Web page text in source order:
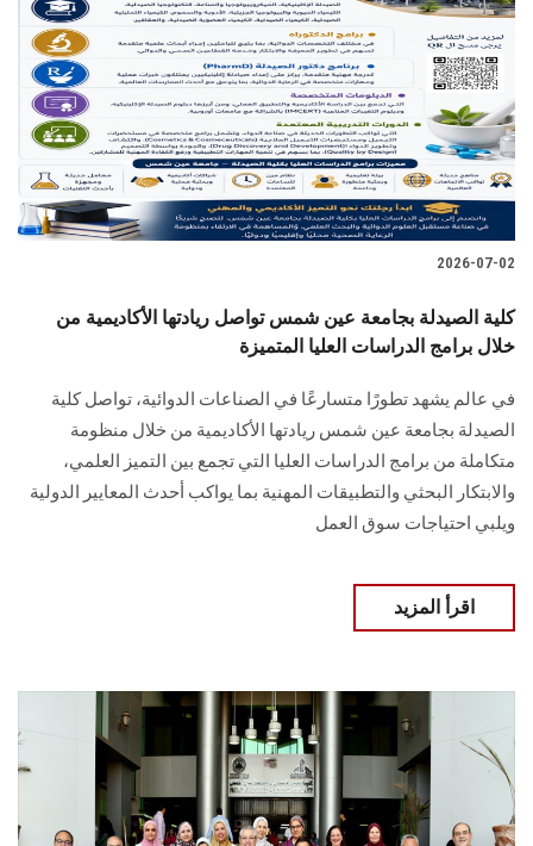
2026-07-02
كلية الصيدلة بجامعة عين شمس تواصل ريادتها الأكاديمية من
خلال برامج الدراسات العليا المتميزة
في عالم يشهد تطورًا متسارعًا في الصناعات الدوائية، تواصل كلية
الصيدلة بجامعة عين شمس ريادتها الأكاديمية من خلال منظومة
متكاملة من برامج الدراسات العليا التي تجمع بين التميز العلمي،
والابتكار البحثي والتطبيقات المهنية بما يواكب أحدث المعايير الدولية
ويلبي احتياجات سوق العمل
اقرأ المزيد